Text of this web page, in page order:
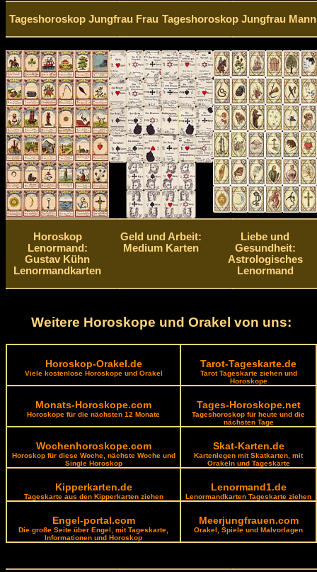
Tageshoroskop Jungfrau Frau Tageshoroskop Jungfrau Mann
Horoskop
Lenormand:
Gustav Kühn
Lenormandkarten
Geld und Arbeit:
Medium Karten
Liebe und
Gesundheit:
Astrologisches
Lenormand
Weitere Horoskope und Orakel von uns:
Horoskop-Orakel.de
Viele kostenlose Horoskope und Orakel
Tarot-Tageskarte.de
Tarot Tageskarte ziehen und
Horoskope
Monats-Horoskope.com
Horoskope für die nächsten 12 Monate
Tages-Horoskope.net
Tageshoroskop für heute und die
nächsten Tage
Wochenhoroskope.com
Horoskop für diese Woche, nächste Woche und
Single Horoskop
Skat-Karten.de
Kartenlegen mit Skatkarten, mit
Orakeln und Tageskarte
Kipperkarten.de
Tageskarte aus den Kipperkarten ziehen
Lenormand1.de
Lenormandkarten Tageskarte ziehen
Engel-portal.com
Die große Seite über Engel, mit Tageskarte,
Informationen und Horoskop
Meerjungfrauen.com
Orakel, Spiele und Malvorlagen